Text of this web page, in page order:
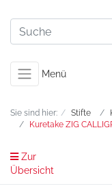
Menü
Sie sind hier: Stifte
Kuretake ZIG
Zur
Übersicht